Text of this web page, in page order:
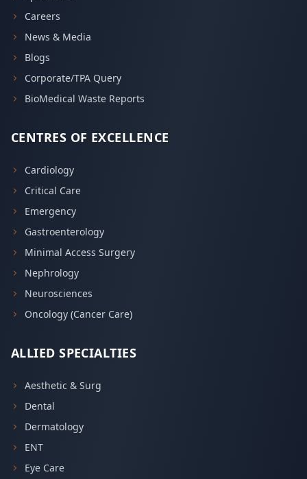
Careers
News & Media
Blogs
Corporate/TPA Query
BioMedical Waste Reports
CENTRES OF EXCELLENCE
Cardiology
Critical Care
Emergency
Gastroenterology
Minimal Access Surgery
Nephrology
Neurosciences
Oncology (Cancer Care)
ALLIED SPECIALTIES
Aesthetic & Surg
Dental
Dermatology
ENT
Eye Care